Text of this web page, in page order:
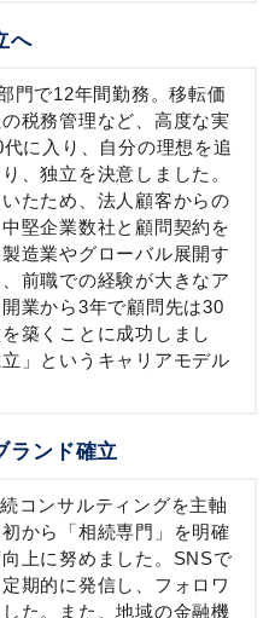
へ
門で12年間勤務。移転価
税務管理など、高度な実
に入り、自分の理想を追
、独立を決意しました。
たため、法人顧客からの
堅企業数社と顧問契約を
造業やグローバル展開す
前職での経験が大きなア
業から3年で顧問先は30
築くことに成功しまし
」というキャリアモデル
ランド確立
コンサルティングを主軸
から「相続専門」を明確
上に努めました。SNSで
期的に発信し、フォロワ
た。また、地域の金融機